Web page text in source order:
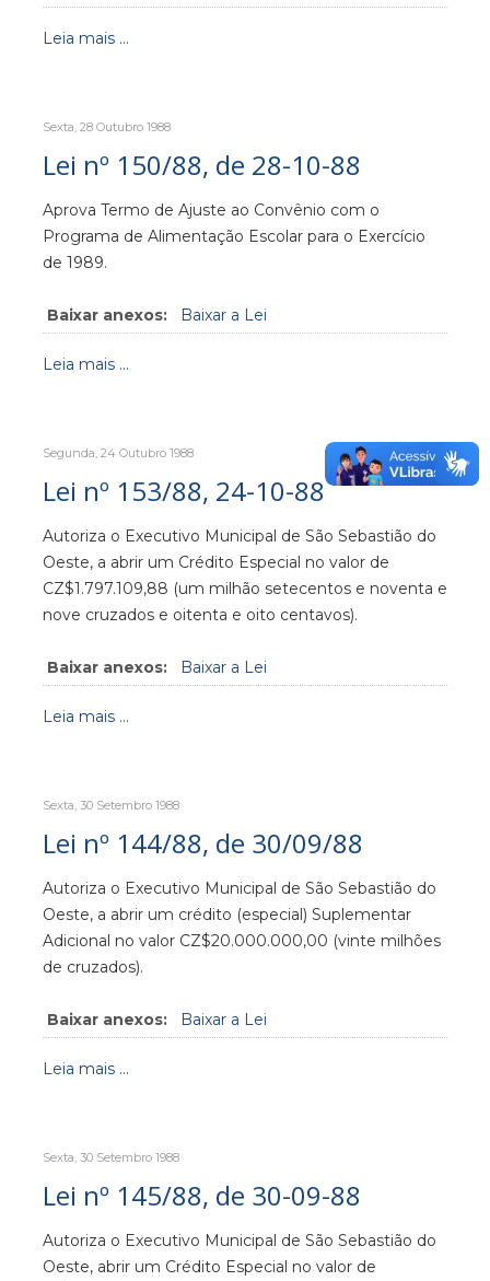
Leia mais ...
Sexta, 28 Outubro 1988
Lei nº 150/88, de 28-10-88
Aprova Termo de Ajuste ao Convênio com o
Programa de Alimentação Escolar para o Exercício
de 1989.
Baixar anexos: Baixar a Lei
Leia mais ...
Segunda, 24 Outubro 1988
Lei nº 153/88, 24-10-88
Autoriza o Executivo Municipal de São Sebastião do
Oeste, a abrir um Crédito Especial no valor de
CZ$1.797.109,88 (um milhão setecentos e noventa e
nove cruzados e oitenta e oito centavos).
Baixar anexos: Baixar a Lei
Leia mais ...
Sexta, 30 Setembro 1988
Lei nº 144/88, de 30/09/88
Autoriza o Executivo Municipal de São Sebastião do
Oeste, a abrir um crédito (especial) Suplementar
Adicional no valor CZ$20.000.000,00 (vinte milhões
de cruzados).
Baixar anexos: Baixar a Lei
Leia mais ...
Sexta, 30 Setembro 1988
Lei nº 145/88, de 30-09-88
Autoriza o Executivo Municipal de São Sebastião do
Oeste, abrir um Crédito Especial no valor de